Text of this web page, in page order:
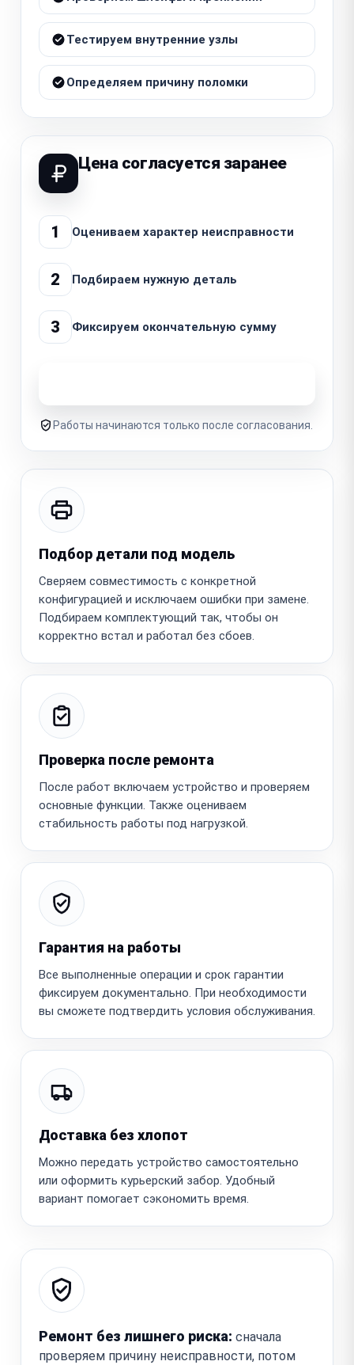
Тестируем внутренние узлы
Определяем причину поломки
Цена согласуется заранее
1 Оцениваем характер неисправности
2 Подбираем нужную деталь
3 Фиксируем окончательную сумму
Работы начинаются только после согласования.
Подбор детали под модель
Сверяем совместимость с конкретной
конфигурацией и исключаем ошибки при замене.
Подбираем комплектующий так, чтобы он
корректно встал и работал без сбоев.
Проверка после ремонта
После работ включаем устройство и проверяем
основные функции. Также оцениваем
стабильность работы под нагрузкой.
Гарантия на работы
Все выполненные операции и срок гарантии
фиксируем документально. При необходимости
вы сможете подтвердить условия обслуживания.
Доставка без хлопот
Можно передать устройство самостоятельно
или оформить курьерский забор. Удобный
вариант помогает сэкономить время.
Ремонт без лишнего риска: сначала
проверяем причину неисправности, потом